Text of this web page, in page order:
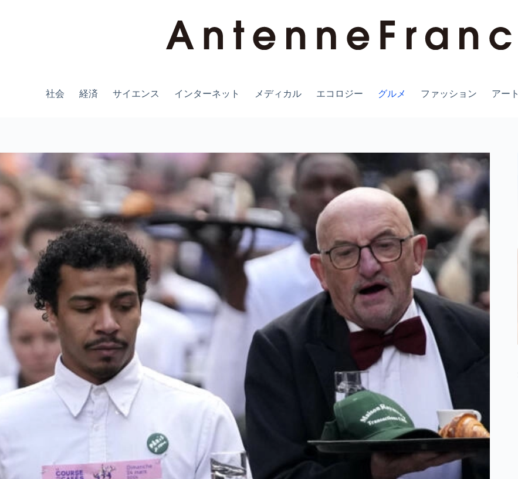
社会 経済 サイエンス インターネット メディカル エコロジー グルメ ファッション アート